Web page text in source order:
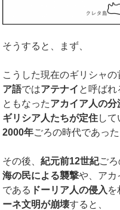
そうすると、まず、
こうした現在のギリシャ
ア語ではアテナイ と呼ばれ
ともなったアカイア人の分
ギリシア人たちが定住し
2000年ごろの時代であっ
その後、紀元前12世紀ご
海の民による襲撃や、アカ
である ドーリア人の侵入 を
ーネ文明が崩壊すると、